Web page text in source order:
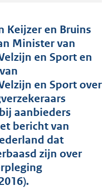
n
d
s
g
o
o
t
t
5
2
K
b
Keijzer en Bruins
Minister van
en Sport en
en Sport over
aanbieders
bericht van
dat
zijn over